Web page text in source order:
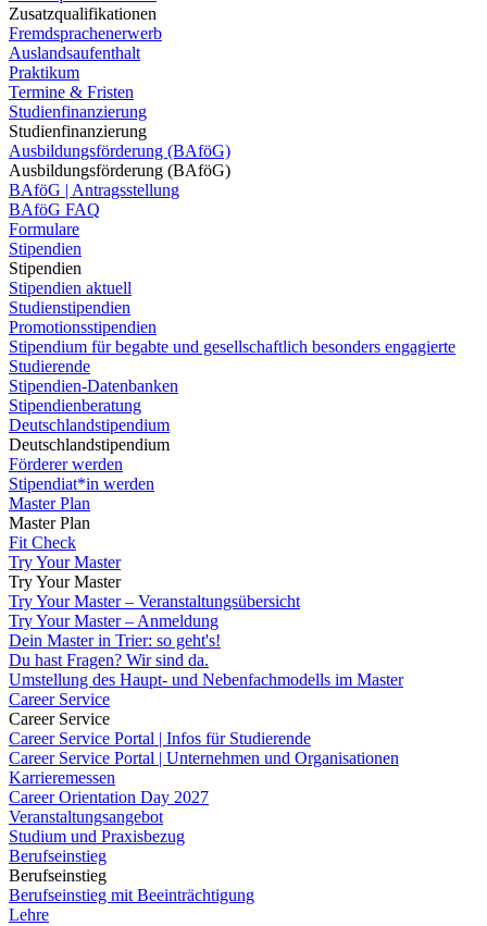
Zusatzqualifikationen
Fremdsprachenerwerb
Auslandsaufenthalt
Praktikum
Termine & Fristen
Studienfinanzierung
Studienfinanzierung
Ausbildungsförderung (BAföG)
Ausbildungsförderung (BAföG)
BAföG | Antragsstellung
BAföG FAQ
Formulare
Stipendien
Stipendien
Stipendien aktuell
Studienstipendien
Promotionsstipendien
Stipendium für begabte und gesellschaftlich besonders engagierte
Studierende
Stipendien-Datenbanken
Stipendienberatung
Deutschlandstipendium
Deutschlandstipendium
Förderer werden
Stipendiat*in werden
Master Plan
Master Plan
Fit Check
Try Your Master
Try Your Master
Try Your Master – Veranstaltungsübersicht
Try Your Master – Anmeldung
Dein Master in Trier: so geht's!
Du hast Fragen? Wir sind da.
Umstellung des Haupt- und Nebenfachmodells im Master
Career Service
Career Service
Career Service Portal | Infos für Studierende
Career Service Portal | Unternehmen und Organisationen
Karrieremessen
Career Orientation Day 2027
Veranstaltungsangebot
Studium und Praxisbezug
Berufseinstieg
Berufseinstieg
Berufseinstieg mit Beeinträchtigung
Lehre